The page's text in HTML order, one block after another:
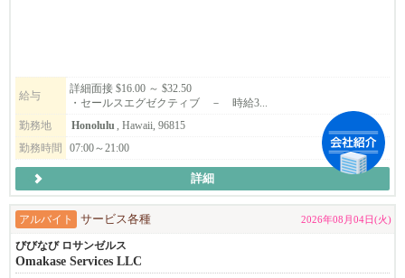
担当:鈴木 佳奈
☎：808-534-7681（テキストOK）
✉：Kana.Suzuki@vacationclub.com
給与
詳細面接 $16.00 ～ $32.50
・セールスエグゼクティブ － 時給3...
勤務地
Honolulu, Hawaii, 96815
勤務時間
07:00～21:00
詳細
アルバイト サービス各種 2026年08月04日(火)
びびなび ロサンゼルス
Omakase Services LLC